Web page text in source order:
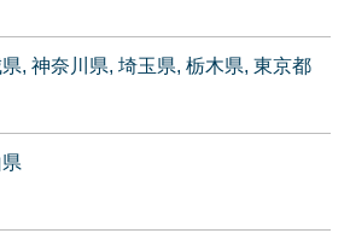
神奈川県 埼玉県 栃木県 東京都